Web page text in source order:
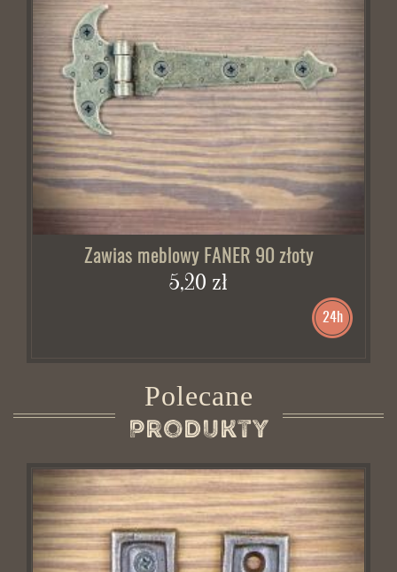
Zawias meblowy FANER 90 złoty
5,20 zł
24h
Polecane
Produkty